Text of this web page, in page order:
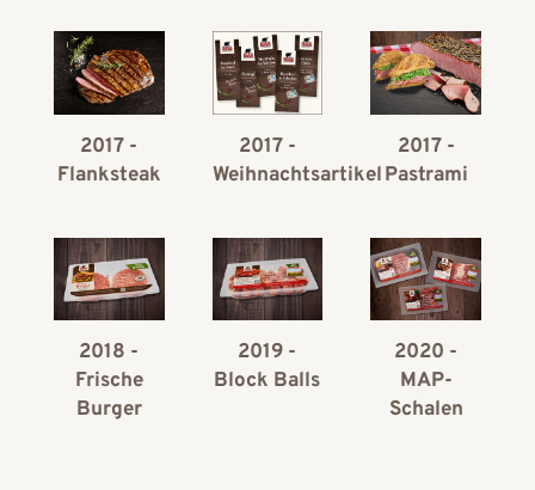
2017 -
Flanksteak
2017 -
Weihnachtsartikel
2017 -
Pastrami
2018 -
Frische
Burger
2019 -
Block Balls
2020 -
MAP-
Schalen